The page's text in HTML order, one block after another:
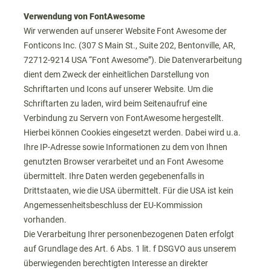
Verwendung von FontAwesome
Wir verwenden auf unserer Website Font Awesome der
Fonticons Inc. (307 S Main St., Suite 202, Bentonville, AR,
72712-9214 USA “Font Awesome”). Die Datenverarbeitung
dient dem Zweck der einheitlichen Darstellung von
Schriftarten und Icons auf unserer Website. Um die
Schriftarten zu laden, wird beim Seitenaufruf eine
Verbindung zu Servern von FontAwesome hergestellt.
Hierbei können Cookies eingesetzt werden. Dabei wird u.a.
Ihre IP-Adresse sowie Informationen zu dem von Ihnen
genutzten Browser verarbeitet und an Font Awesome
übermittelt. Ihre Daten werden gegebenenfalls in
Drittstaaten, wie die USA übermittelt. Für die USA ist kein
Angemessenheitsbeschluss der EU-Kommission
vorhanden.
Die Verarbeitung Ihrer personenbezogenen Daten erfolgt
auf Grundlage des Art. 6 Abs. 1 lit. f DSGVO aus unserem
überwiegenden berechtigten Interesse an direkter